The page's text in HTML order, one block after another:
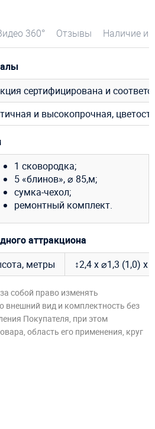
360° Отзывы Наличие и
сертифицирована и
и высокопрочная,
1 сковородка;
5 «блинов», ⌀ 85,м;
сумка-чехол;
ремонтный комплект.
аттракциона
метры
↕2,4 х ⌀1,3 (1,0) х
собой право изменять
внешний вид и комплектность без
Покупателя, при этом
область его применения, круг